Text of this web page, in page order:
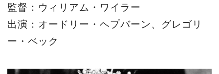
監督：ウィリアム・ワイラー
出演：オードリー・ヘプバーン、グレゴリ
ー・ペック